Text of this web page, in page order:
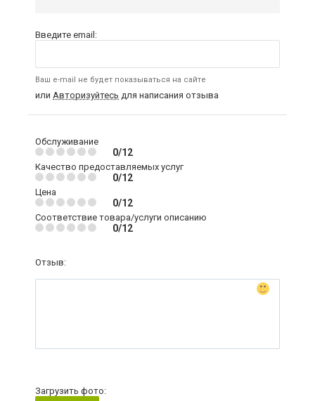
Введите email:
Ваш e-mail не будет показываться на сайте
или Авторизуйтесь для написания отзыва
Обслуживание
0/12
Качество предоставляемых услуг
0/12
Цена
0/12
Соответствие товара/услуги описанию
0/12
Отзыв:
Загрузить фото: